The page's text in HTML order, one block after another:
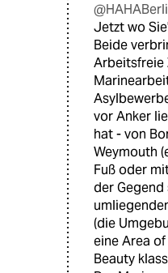
Jetzt wo
Beide
Arbeitsfreie
vor Anker
hat - von
Weymouth
Fuß oder
der Gegend
(die
eine Area
Beauty